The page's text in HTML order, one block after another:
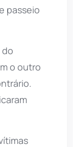
passeio
do
o outro